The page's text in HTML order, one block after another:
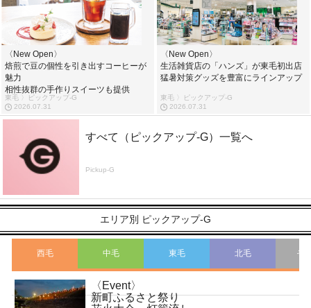
〈New Open〉
焙煎で豆の個性を引き出すコーヒーが
魅力
相性抜群の手作りスイーツも提供
東毛 〉ピックアップ-G
2026.07.31
〈New Open〉
生活雑貨店の「ハンズ」が東毛初出店
猛暑対策グッズを豊富にラインアップ
東毛 〉ピックアップ-G
2026.07.31
すべて（ピックアップ-G）一覧へ
Pickup-G
エリア別 ピックアップ-G
西毛 中毛 東毛 北毛 そ
〈Event〉
新町ふるさと祭り